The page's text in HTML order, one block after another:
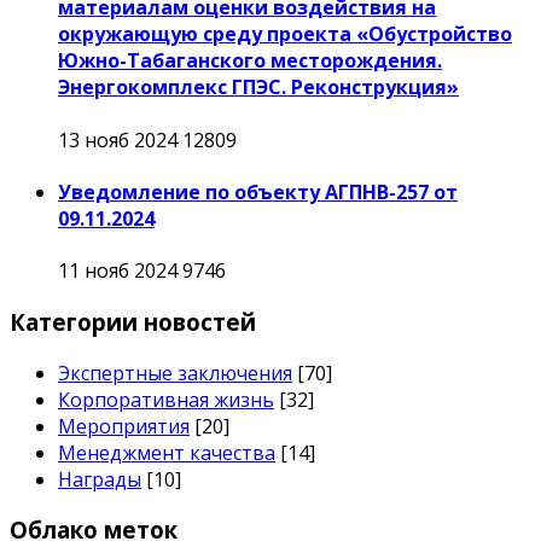
материалам оценки воздействия на
окружающую среду проекта «Обустройство
Южно-Табаганского месторождения.
Энергокомплекс ГПЭС. Реконструкция»
13 нояб 2024 12809
Уведомление по объекту АГПНВ-257 от
09.11.2024
11 нояб 20249746
Категории новостей
Экспертные заключения [70]
Корпоративная жизнь [32]
Мероприятия [20]
Менеджмент качества [14]
Награды [10]
Облако меток